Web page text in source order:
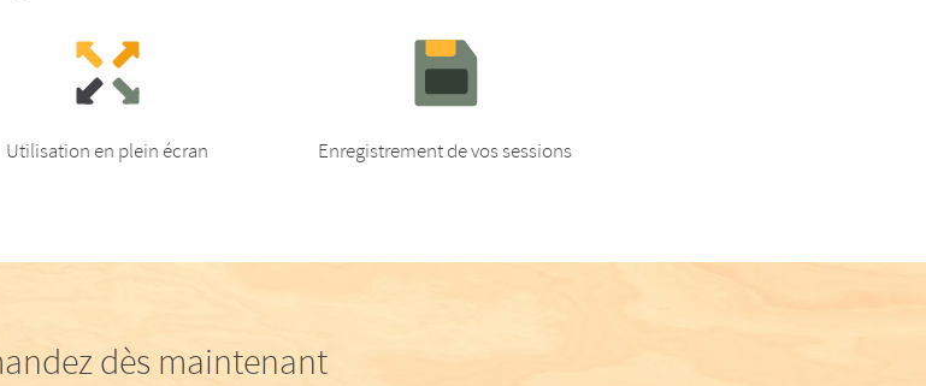
Utilisation en plein écran Enregistrement de vos sessions
dès maintenant